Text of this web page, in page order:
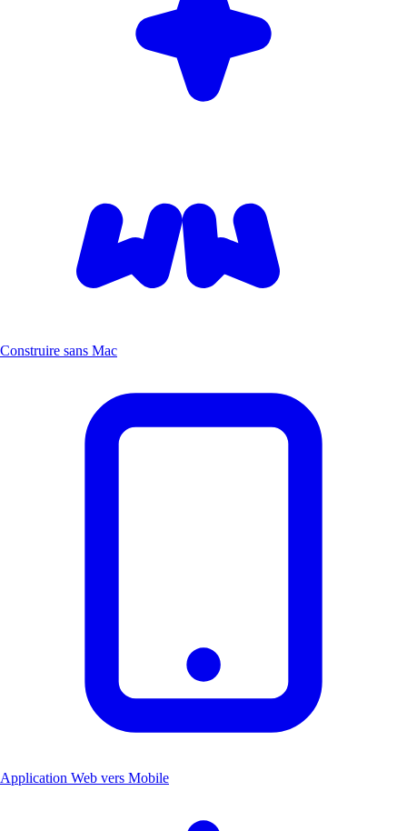
Construire sans Mac
Application Web vers Mobile